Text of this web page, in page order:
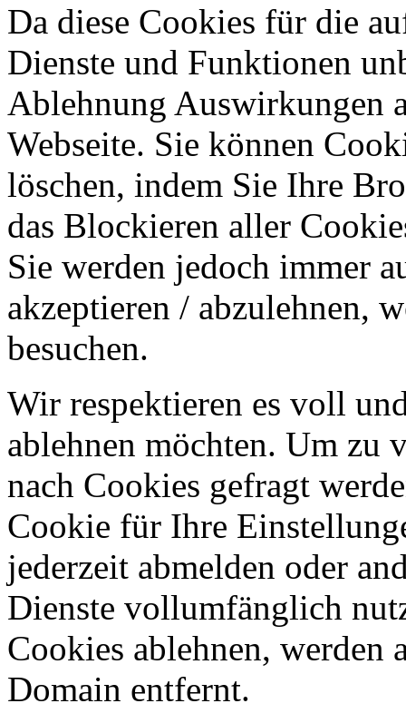
Da diese Cookies für die
Dienste und Funktionen
Ablehnung Auswirkungen
Webseite. Sie können
löschen, indem Sie Ihre
das Blockieren aller
Sie werden jedoch immer
akzeptieren / abzulehnen,
besuchen.
Wir respektieren es voll
ablehnen möchten. Um zu
nach Cookies gefragt
Cookie für Ihre
jederzeit abmelden oder
Dienste vollumfänglich
Cookies ablehnen, werden
Domain entfernt.